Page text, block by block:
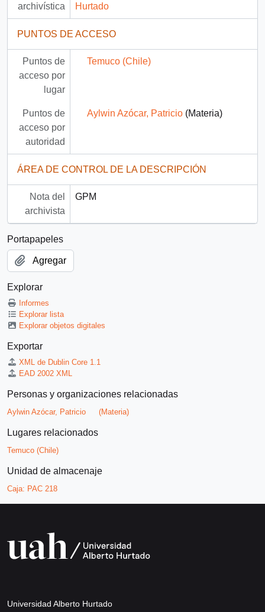
archivística Hurtado
PUNTOS DE ACCESO
Puntos de
acceso por
lugar
Temuco (Chile)
Puntos de
acceso por
autoridad
Aylwin Azócar, Patricio(Materia)
ÁREA DE CONTROL DE LA DESCRIPCIÓN
Nota del
archivista
GPM
Portapapeles
Agregar
Explorar
Informes
Explorar lista
Explorar objetos digitales
Exportar
XML de Dublin Core 1.1
EAD 2002 XML
Personas y organizaciones relacionadas
Aylwin Azócar, Patricio (Materia)
Lugares relacionados
Temuco (Chile)
Unidad de almacenaje
Caja: PAC 218
Universidad Alberto Hurtado